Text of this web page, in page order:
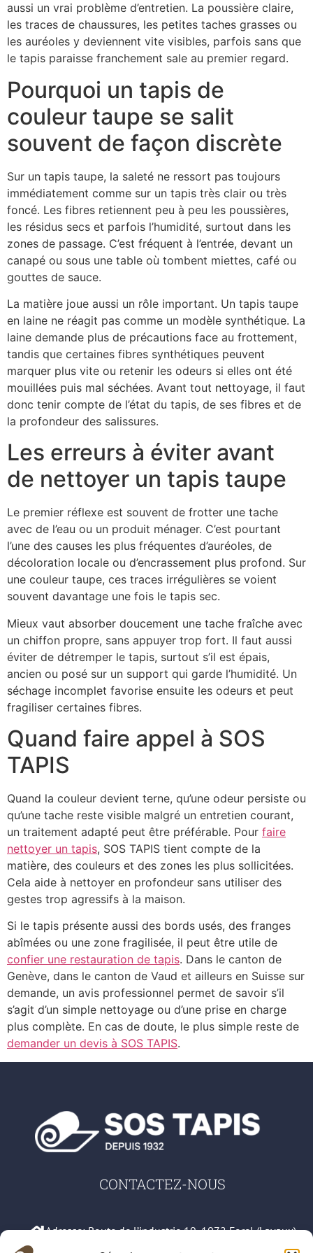
aussi un vrai problème d’entretien. La poussière claire,
les traces de chaussures, les petites taches grasses ou
les auréoles y deviennent vite visibles, parfois sans que
le tapis paraisse franchement sale au premier regard.
Pourquoi un tapis de
couleur taupe se salit
souvent de façon discrète
Sur un tapis taupe, la saleté ne ressort pas toujours
immédiatement comme sur un tapis très clair ou très
foncé. Les fibres retiennent peu à peu les poussières,
les résidus secs et parfois l’humidité, surtout dans les
zones de passage. C’est fréquent à l’entrée, devant un
canapé ou sous une table où tombent miettes, café ou
gouttes de sauce.
La matière joue aussi un rôle important. Un tapis taupe
en laine ne réagit pas comme un modèle synthétique. La
laine demande plus de précautions face au frottement,
tandis que certaines fibres synthétiques peuvent
marquer plus vite ou retenir les odeurs si elles ont été
mouillées puis mal séchées. Avant tout nettoyage, il faut
donc tenir compte de l’état du tapis, de ses fibres et de
la profondeur des salissures.
Les erreurs à éviter avant
de nettoyer un tapis taupe
Le premier réflexe est souvent de frotter une tache
avec de l’eau ou un produit ménager. C’est pourtant
l’une des causes les plus fréquentes d’auréoles, de
décoloration locale ou d’encrassement plus profond. Sur
une couleur taupe, ces traces irrégulières se voient
souvent davantage une fois le tapis sec.
Mieux vaut absorber doucement une tache fraîche avec
un chiffon propre, sans appuyer trop fort. Il faut aussi
éviter de détremper le tapis, surtout s’il est épais,
ancien ou posé sur un support qui garde l’humidité. Un
séchage incomplet favorise ensuite les odeurs et peut
fragiliser certaines fibres.
Quand faire appel à SOS
TAPIS
Quand la couleur devient terne, qu’une odeur persiste ou
qu’une tache reste visible malgré un entretien courant,
un traitement adapté peut être préférable. Pour faire
nettoyer un tapis, SOS TAPIS tient compte de la
matière, des couleurs et des zones les plus sollicitées.
Cela aide à nettoyer en profondeur sans utiliser des
gestes trop agressifs à la maison.
Si le tapis présente aussi des bords usés, des franges
abîmées ou une zone fragilisée, il peut être utile de
confier une restauration de tapis. Dans le canton de
Genève, dans le canton de Vaud et ailleurs en Suisse sur
demande, un avis professionnel permet de savoir s’il
s’agit d’un simple nettoyage ou d’une prise en charge
plus complète. En cas de doute, le plus simple reste de
demander un devis à SOS TAPIS.
CONTACTEZ-NOUS
Adresse: Route de l’industrie 19, 1072 Forel (Lavaux)